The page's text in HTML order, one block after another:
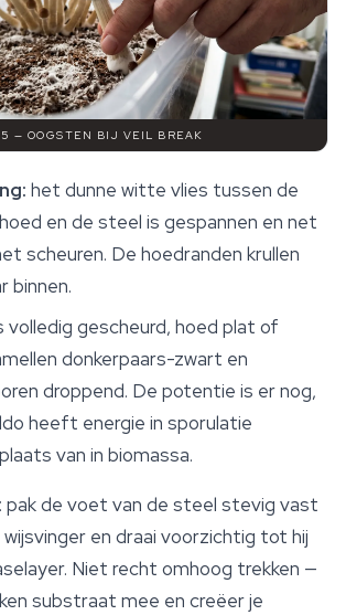
— OOGSTEN BIJ VEIL BREAK
het dunne witte vlies tussen de
en de steel is gespannen en net
scheuren. De hoedranden krullen
binnen.
volledig gescheurd, hoed plat of
donkerpaars-zwart en
droppend. De potentie is er nog,
heeft energie in sporulatie
van in biomassa.
de voet van de steel stevig vast
en draai voorzichtig tot hij
Niet recht omhoog trekken —
substraat mee en creëer je